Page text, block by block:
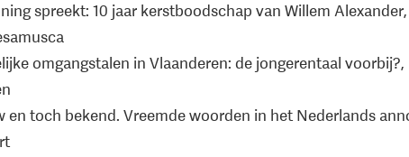
spreekt: 10 jaar kerstboodschap van Willem Alexander,
omgangstalen in Vlaanderen: de jongerentaal voorbij?,
toch bekend. Vreemde woorden in het Nederlands